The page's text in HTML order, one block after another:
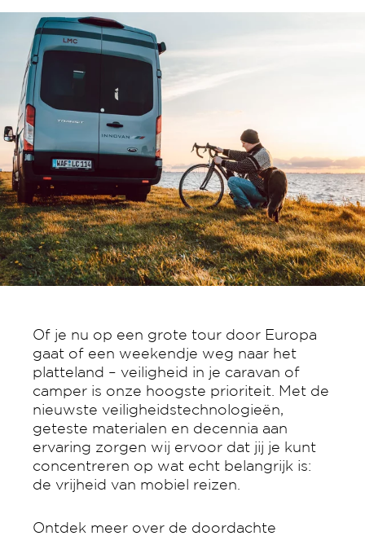
Of je nu op een grote tour door Europa
gaat of een weekendje weg naar het
platteland – veiligheid in je caravan of
camper is onze hoogste prioriteit. Met de
nieuwste veiligheidstechnologieën,
geteste materialen en decennia aan
ervaring zorgen wij ervoor dat jij je kunt
concentreren op wat echt belangrijk is:
de vrijheid van mobiel reizen.
Ontdek meer over de doordachte